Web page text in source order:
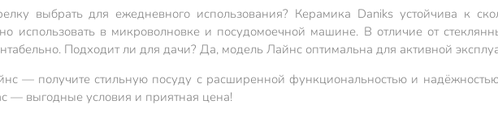
выбрать для ежедневного использования? Керамика Daniks устойчива к
использовать в микроволновке и посудомоечной машине. В отличие от
Подходит ли для дачи? Да, модель Лайнс оптимальна для активной
— получите стильную посуду с расширенной функциональностью и
— выгодные условия и приятная цена!